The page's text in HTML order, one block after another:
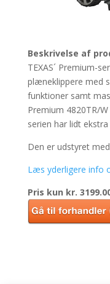
Beskrivelse af
TEXAS´ Premium-
plæneklippere med
funktioner samt
Premium 4820TR/
serien har lidt
Den er udstyret
Læs yderligere info
Pris kun kr.